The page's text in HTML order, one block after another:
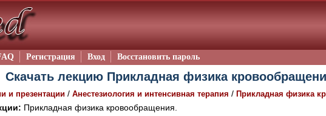
Регистрация Вход Восстановить пароль
Скачать лекцию Прикладная физика
и презентации / Анестезиология и интенсивная терапия / Прикладная физика
Прикладная физика кровообращения.